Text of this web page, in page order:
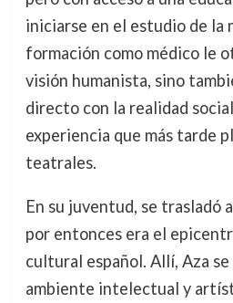
iniciarse en el estudio de la
formación como médico le
visión humanista, sino
directo con la realidad
experiencia que más tarde
teatrales.
En su juventud, se trasladó
por entonces era el
cultural español. Allí, Aza se
ambiente intelectual y